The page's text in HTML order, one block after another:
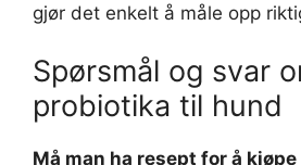
gjør det enkelt å måle opp
Spørsmål og svar
probiotika til hund
Må man ha resept for å